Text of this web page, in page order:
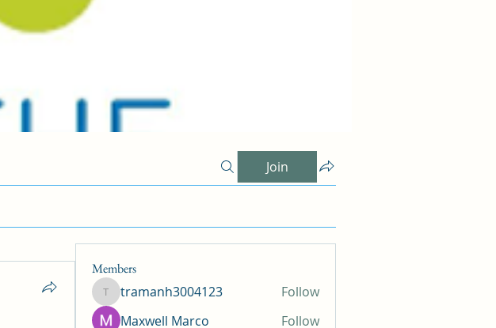
Join
Members
tramanh3004123
tramanh3004123
Follow
Maxwell Marco
Follow